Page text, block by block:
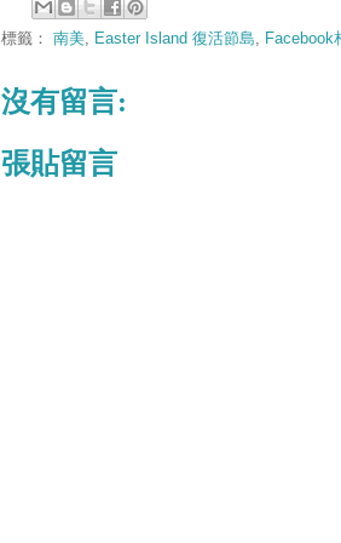
標籤： 南美 Easter Island 復活節島 Facebook
沒有留言:
張貼留言